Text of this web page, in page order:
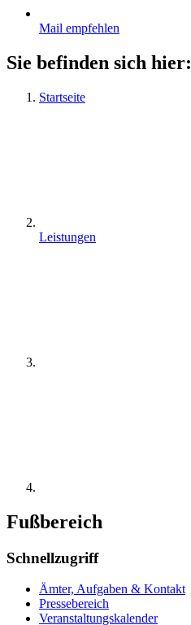
Mail empfehlen
Sie befinden sich hier:
Startseite
Leistungen
Fußbereich
Schnellzugriff
Ämter, Aufgaben & Kontakt
Pressebereich
Veranstaltungskalender